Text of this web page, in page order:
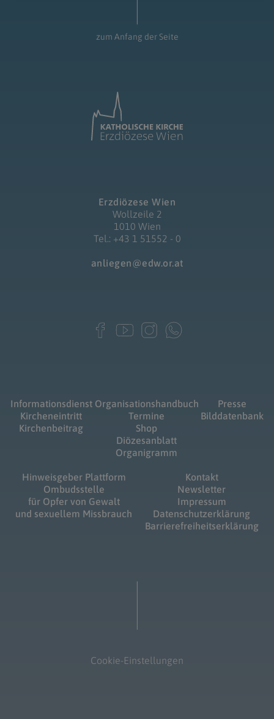
zum Anfang der Seite
Erzdiözese Wien
Wollzeile 2
1010 Wien
Tel.: +43 1 51552 - 0
anliegen@edw.or.at
Informationsdienst
Kircheneintritt
Kirchenbeitrag
Organisationshandbuch
Termine
Shop
Diözesanblatt
Organigramm
Presse
Bilddatenbank
Hinweisgeber Plattform
Ombudsstelle
für Opfer von Gewalt
und sexuellem Missbrauch
Kontakt
Newsletter
Impressum
Datenschutzerklärung
Barrierefreiheitserklärung
Cookie-Einstellungen